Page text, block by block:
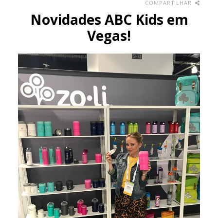
COMPARTILHAR
Novidades ABC Kids em
Vegas!